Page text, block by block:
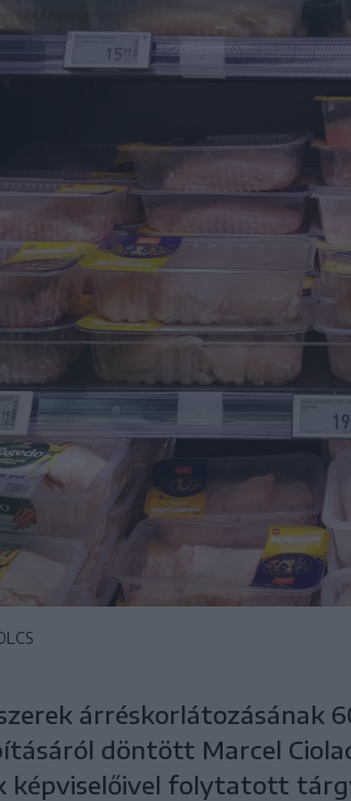
árréskorlátozásának
döntött Marcel
képviselőivel folytatott